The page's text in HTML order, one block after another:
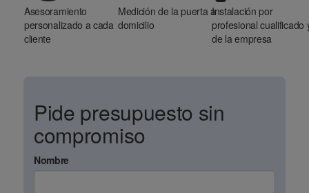
Asesoramiento
personalizado a cada
cliente
Medición de la puerta a
domicilio
Instalación por
profesional cualificado
de la empresa
Pide presupuesto sin
compromiso
Nombre